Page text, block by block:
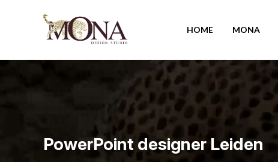
HOME MONA
PowerPoint designer Leiden